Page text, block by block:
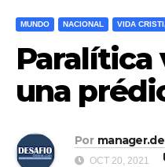
MUNDO NACIONAL VIDA
Paralítica
una
Por
OCT 20, 2021